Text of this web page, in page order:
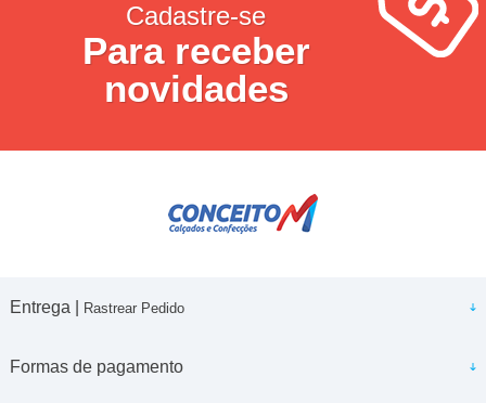
Cadastre-se
Para receber
novidades
Entrega | Rastrear Pedido
Formas de pagamento